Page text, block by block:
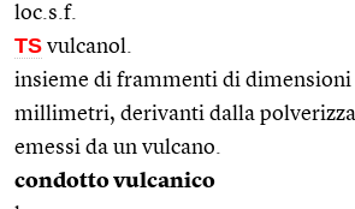
loc.s.f.
TS vulcanol.
insieme di frammenti di
millimetri, derivanti dalla
emessi da un vulcano.
condotto vulcanico